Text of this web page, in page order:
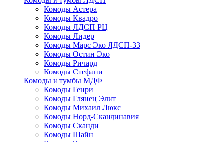
Комоды Астера
Комоды Квадро
Комоды ЛДСП РЦ
Комоды Лидер
Комоды Марс Эко ЛДСП-33
Комоды Остин Эко
Комоды Ричард
Комоды Стефани
Комоды и тумбы МДФ
Комоды Генри
Комоды Глянец Элит
Комоды Михаил Люкс
Комоды Норд-Скандинавия
Комоды Сканди
Комоды Шайн